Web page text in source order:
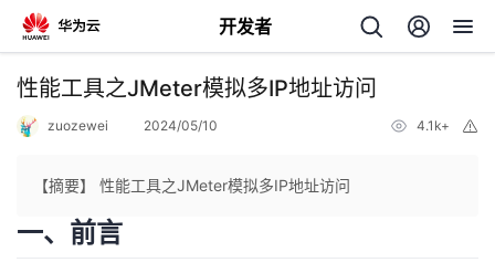
开发者
返
性能工具之JMeter模拟多IP地址访问
zuozewei 2024/05/10 4.1k+
【摘要】 性能工具之JMeter模拟多IP地址访问
一、前言